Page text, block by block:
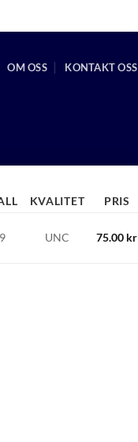
OM OSS KONTAKT OSS
KVALITET PRIS
UNC 75.00 kr